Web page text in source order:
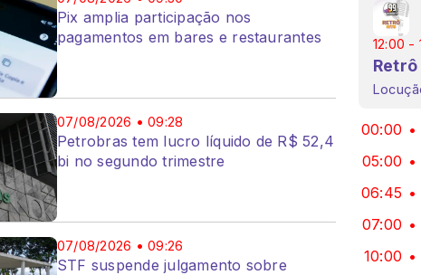
Pix amplia participação nos
pagamentos em bares e restaurantes
07/08/2026 • 09:28
Petrobras tem lucro líquido de R$ 52,4
bi no segundo trimestre
07/08/2026 • 09:26
STF suspende julgamento sobre
STF suspende julgamento sobre norma que
12:00 -
00:00
05:00
06:45
07:00
10:00